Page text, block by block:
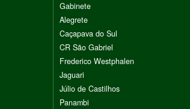
Gabinete
Alegrete
Caçapava do Sul
CR São Gabriel
Frederico Westphalen
Jaguari
Júlio de Castilhos
Panambi